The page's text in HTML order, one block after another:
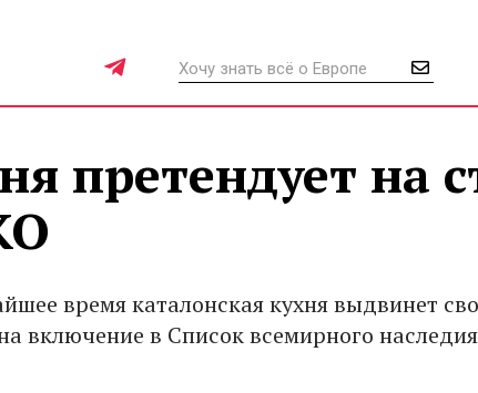
претендует на
время каталонская кухня выдвинет
включение в Список всемирного наследия